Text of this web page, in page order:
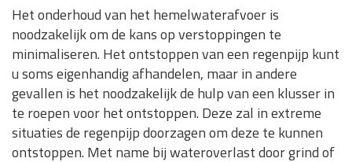
Het onderhoud van het hemelwaterafvoer is
noodzakelijk om de kans op verstoppingen te
minimaliseren. Het ontstoppen van een regenpijp kunt
u soms eigenhandig afhandelen, maar in andere
gevallen is het noodzakelijk de hulp van een klusser in
te roepen voor het ontstoppen. Deze zal in extreme
situaties de regenpijp doorzagen om deze te kunnen
ontstoppen. Met name bij wateroverlast door grind of